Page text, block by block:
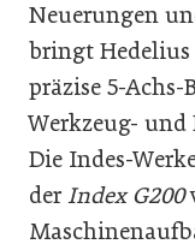
Neuerungen
bringt
präzise 5-Achs-
Werkzeug-
Die Indes-
der Index G200